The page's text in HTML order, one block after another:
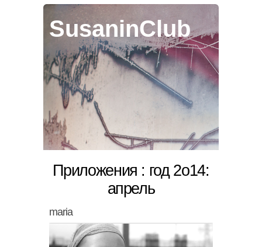
SusaninClub
Приложения : год 2о14:
апрель
maria